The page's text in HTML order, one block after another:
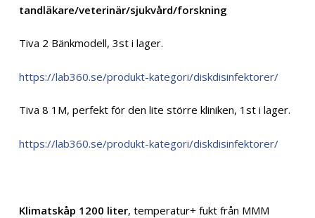
tandläkare/veterinär/sjukvård/forskning
Tiva 2 Bänkmodell, 3st i lager.
https://lab360.se/produkt-kategori/diskdisinfektorer/
Tiva 8 1M, perfekt för den lite större kliniken, 1st i lager.
https://lab360.se/produkt-kategori/diskdisinfektorer/
Klimatskåp 1200 liter, temperatur+ fukt från MMM